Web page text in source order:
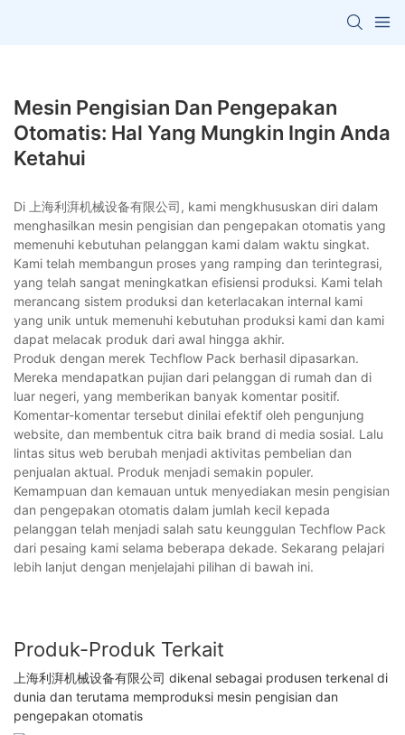
Mesin Pengisian Dan Pengepakan
Otomatis: Hal Yang Mungkin Ingin Anda
Ketahui
Di 上海利湃机械设备有限公司, kami mengkhususkan diri dalam
menghasilkan mesin pengisian dan pengepakan otomatis yang
memenuhi kebutuhan pelanggan kami dalam waktu singkat.
Kami telah membangun proses yang ramping dan terintegrasi,
yang telah sangat meningkatkan efisiensi produksi. Kami telah
merancang sistem produksi dan keterlacakan internal kami
yang unik untuk memenuhi kebutuhan produksi kami dan kami
dapat melacak produk dari awal hingga akhir.
Produk dengan merek Techflow Pack berhasil dipasarkan.
Mereka mendapatkan pujian dari pelanggan di rumah dan di
luar negeri, yang memberikan banyak komentar positif.
Komentar-komentar tersebut dinilai efektif oleh pengunjung
website, dan membentuk citra baik brand di media sosial. Lalu
lintas situs web berubah menjadi aktivitas pembelian dan
penjualan aktual. Produk menjadi semakin populer.
Kemampuan dan kemauan untuk menyediakan mesin pengisian
dan pengepakan otomatis dalam jumlah kecil kepada
pelanggan telah menjadi salah satu keunggulan Techflow Pack
dari pesaing kami selama beberapa dekade. Sekarang pelajari
lebih lanjut dengan menjelajahi pilihan di bawah ini.
Produk-Produk Terkait
上海利湃机械设备有限公司 dikenal sebagai produsen terkenal di
dunia dan terutama memproduksi mesin pengisian dan
pengepakan otomatis